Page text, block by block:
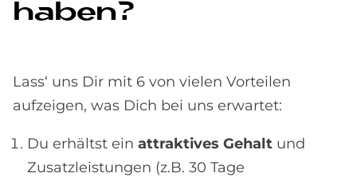
ha­ben?
Lass‘ uns Dir mit 6 von vielen Vorteilen
aufzeigen, was Dich bei uns erwartet:
Du erhältst ein attraktives Gehalt und
Zusatzleistungen (z.B. 30 Tage